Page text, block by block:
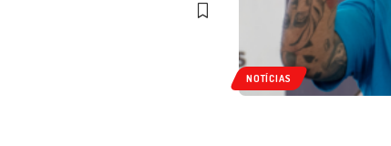
NOTÍCIAS